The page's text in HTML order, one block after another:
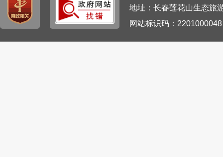
地址：长春莲花山生态旅
网站标识码：